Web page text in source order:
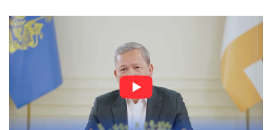
ព្រាង​គំរូ​របាយការណ៍​សង្ខេប​ស្ដីពី​
វឌ្ឍនភាព​និងសមិទ្ធផល​សំខាន់ៗ​
របស់​រាជរដ្ឋាភិបាល​នៃ​
ព្រះរាជាណាចក្រកម្ពុជា។